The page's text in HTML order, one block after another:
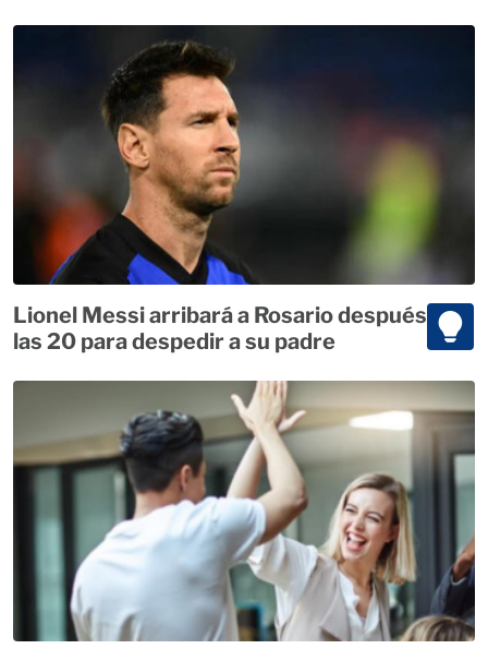
Lionel Messi arribará a Rosario después de
las 20 para despedir a su padre